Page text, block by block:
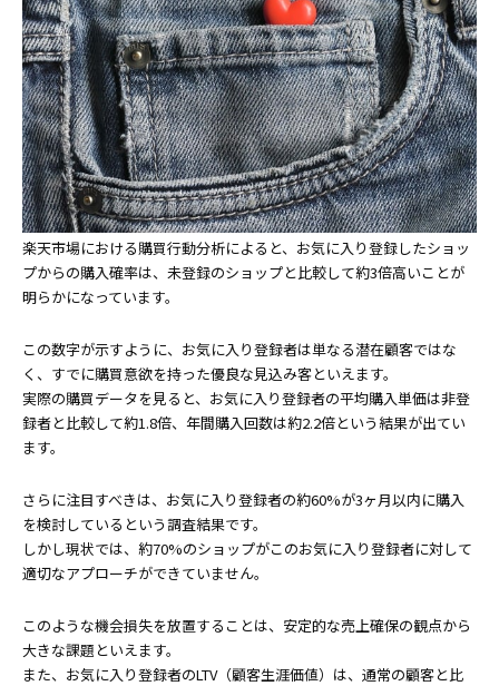
楽天市場における購買行動分析によると、お気に入り登録したショッ
プからの購入確率は、未登録のショップと比較して約3倍高いことが
明らかになっています。
この数字が示すように、お気に入り登録者は単なる潜在顧客ではな
く、すでに購買意欲を持った優良な見込み客といえます。
実際の購買データを見ると、お気に入り登録者の平均購入単価は非登
録者と比較して約1.8倍、年間購入回数は約2.2倍という結果が出てい
ます。
さらに注目すべきは、お気に入り登録者の約60%が3ヶ月以内に購入
を検討しているという調査結果です。
しかし現状では、約70%のショップがこのお気に入り登録者に対して
適切なアプローチができていません。
このような機会損失を放置することは、安定的な売上確保の観点から
大きな課題といえます。
また、お気に入り登録者のLTV（顧客生涯価値）は、通常の顧客と比